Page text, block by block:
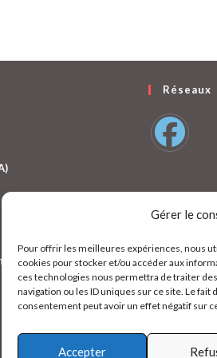
Gérer le
Pour offrir les meilleures expériences, nous
cookies pour stocker et/ou accéder aux
ces technologies nous permettra de traiter
navigation ou les ID uniques sur ce site. Le
consentement peut avoir un effet négatif sur
Accepter
Réseaux
nouvel